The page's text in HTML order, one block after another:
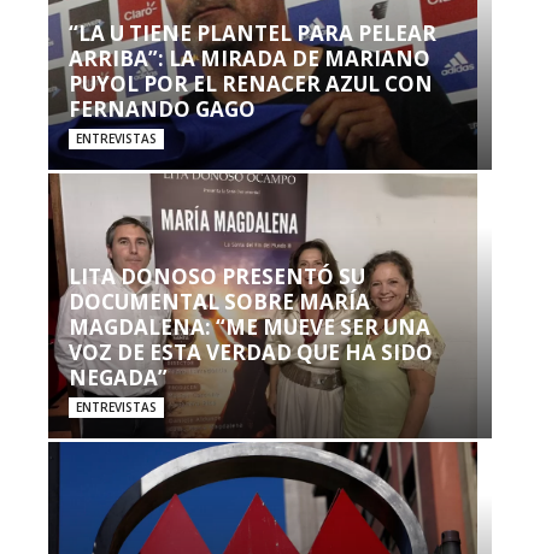
“LA U TIENE PLANTEL PARA PELEAR
ARRIBA”: LA MIRADA DE MARIANO
PUYOL POR EL RENACER AZUL CON
FERNANDO GAGO
ENTREVISTAS
LITA DONOSO PRESENTÓ SU
DOCUMENTAL SOBRE MARÍA
MAGDALENA: “ME MUEVE SER UNA
VOZ DE ESTA VERDAD QUE HA SIDO
NEGADA”
ENTREVISTAS